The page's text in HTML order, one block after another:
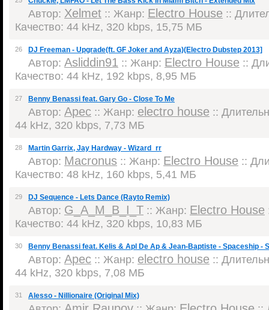
Автор: Xelmet :: Жанр: Electro House ::
Качество: 44 kHz, 320 kbps, 15,75 МБ
26 DJ Freeman - Upgrade(ft. GF Joker and Ayza)(Electro Dubstep 2013]
Автор: Asliddin91 :: Жанр: Electro House ::
Качество: 44 kHz, 192 kbps, 8,95 МБ
27 Benny Benassi feat. Gary Go - Close To Me
Автор: Apec :: Жанр: electro house ::
44 kHz, 320 kbps, 7,73 МБ
28 Martin Garrix, Jay Hardway - Wizard_rr
Автор: Macronus :: Жанр: Electro House ::
Качество: 48 kHz, 160 kbps, 5,41 МБ
29 DJ Sequence - Lets Dance (Rayto Remix)
Автор: G_A_M_B_I_T :: Жанр: Electro House
Качество: 44 kHz, 320 kbps, 10,83 МБ
30 Benny Benassi feat. Kelis & Apl De Ap & Jean-Baptiste - Spaceship -
Автор: Apec :: Жанр: electro house ::
44 kHz, 320 kbps, 7,08 МБ
31 Alesso - Nillionaire (Original Mix)